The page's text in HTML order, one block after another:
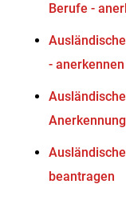
Berufe -
-
beantragen